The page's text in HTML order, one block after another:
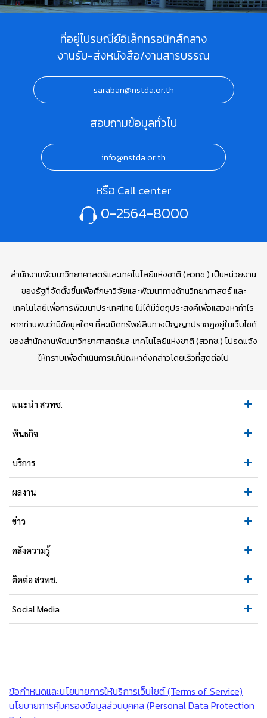
ที่อยู่ไปรษณีย์อิเล็กทรอนิกส์กลาง
งานรับ-ส่งหนังสือ/งานสารบรรณ
saraban@nstda.or.th
สอบถามข้อมูลทั่วไป
info@nstda.or.th
หรือ Call center
0-2564-8000
สำนักงานพัฒนาวิทยาศาสตร์และเทคโนโลยีแห่งชาติ (สวทช.) เป็นหน่วยงาน
ของรัฐที่จัดตั้งขึ้นเพื่อศึกษาวิจัยและพัฒนาทางด้านวิทยาศาสตร์ และ
เทคโนโลยีเพื่อการพัฒนาประเทศไทย ไม่ได้มีวัตถุประสงค์เพื่อแสวงหากำไร
หากท่านพบว่ามีข้อมูลใดๆ ที่ละเมิดทรัพย์สินทางปัญญาปรากฏอยู่ในเว็บไซต์
ของสำนักงานพัฒนาวิทยาศาสตร์และเทคโนโลยีแห่งชาติ (สวทช.) โปรดแจ้ง
ให้ทราบเพื่อดำเนินการแก้ปัญหาดังกล่าวโดยเร็วที่สุดต่อไป
แนะนำ สวทช.
พันธกิจ
บริการ
ผลงาน
ข่าว
คลังความรู้
ติดต่อ สวทช.
Social Media
ข้อกำหนดและนโยบายการให้บริการเว็บไซต์ (Terms of Service)
นโยบายการคุ้มครองข้อมูลส่วนบุคคล (Personal Data Protection